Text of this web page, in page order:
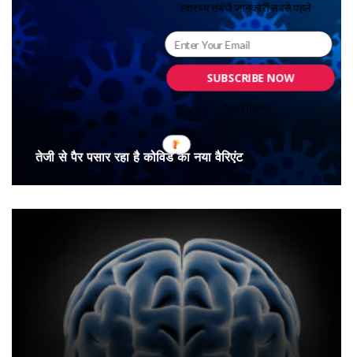
तेजी से पैर पसार रहा है कोविड का नया वैरिएंट
SUBSCRIBE NOW
स्वास्थ्य संबंधी जानकारी सबसे पहले
No Thanks